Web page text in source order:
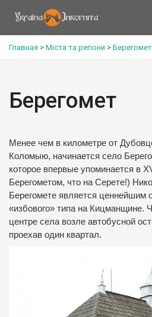
Главная > Міста та регіони > Берегомет
Берегомет
Менее чем в километре от
Коломыю, начинается село
которое впервые упоминается в
Берегометом, что на Серете!)
Берегомете является ценнейшим
«избового» типа на Кицманщине.
центре села возле автобусной
проехав один квартал.